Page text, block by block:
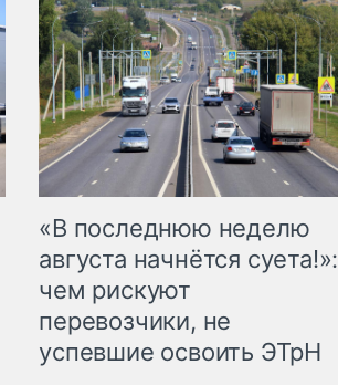
«В последнюю неделю
августа начнётся суета!»:
чем рискуют
перевозчики, не
успевшие освоить ЭТрН